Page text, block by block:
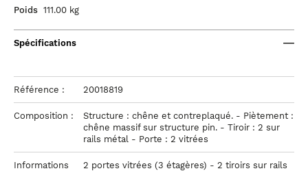
Poids 111.00 kg
Spécifications
Référence : 20018819
Composition :
Structure : chêne et contreplaqué. - Piètement :
chêne massif sur structure pin. - Tiroir : 2 sur
rails métal - Porte : 2 vitrées
Informations
2 portes vitrées (3 étagères) - 2 tiroirs sur rails